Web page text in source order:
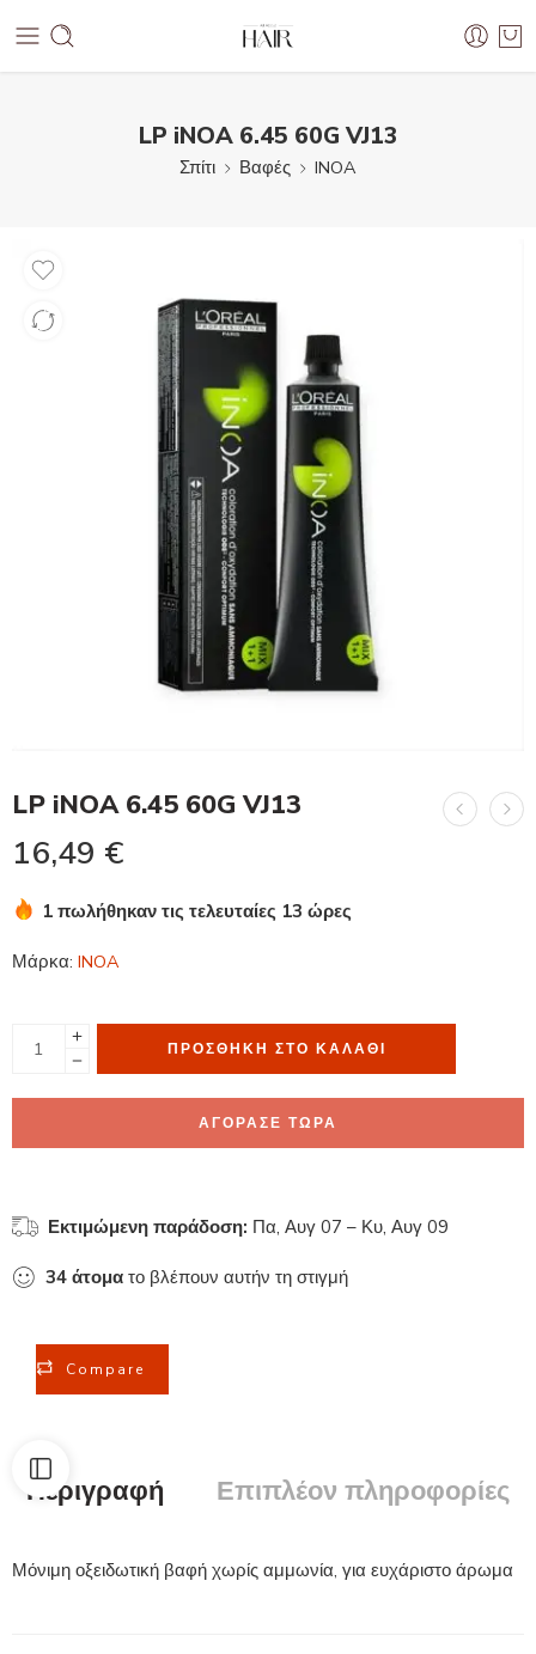
LP iNOA 6.45 60G VJ13
Σπίτι Βαφές INOA
LP iNOA 6.45 60G VJ13
16,49 €
1 πωλήθηκαν τις τελευταίες 13 ώρες
Μάρκα: INOA
ΠΡΟΣΘΉΚΗ ΣΤΟ ΚΑΛΆΘΙ
ΑΓΟΡΑΣΕ ΤΩΡΑ
Εκτιμώμενη παράδοση: Πα, Αυγ 07 – Κυ, Αυγ 09
34 άτομα το βλέπουν αυτήν τη στιγμή
Compare
Περιγραφή Επιπλέον πληροφορίες
Μόνιμη οξειδωτική βαφή χωρίς αμμωνία, για ευχάριστο άρωμα